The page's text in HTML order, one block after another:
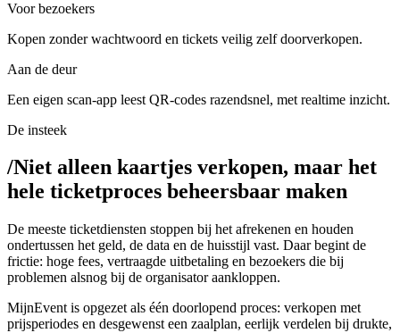
Voor bezoekers
Kopen zonder wachtwoord en tickets veilig zelf doorverkopen.
Aan de deur
Een eigen scan-app leest QR-codes razendsnel, met realtime inzicht.
De insteek
/Niet alleen kaartjes verkopen, maar het
hele ticketproces beheersbaar maken
De meeste ticketdiensten stoppen bij het afrekenen en houden
ondertussen het geld, de data en de huisstijl vast. Daar begint de
frictie: hoge fees, vertraagde uitbetaling en bezoekers die bij
problemen alsnog bij de organisator aankloppen.
MijnEvent is opgezet als één doorlopend proces: verkopen met
prijsperiodes en desgewenst een zaalplan, eerlijk verdelen bij drukte,